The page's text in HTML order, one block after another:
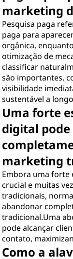
marketing
Pesquisa paga
paga para
orgânica,
otimização de
classificar
são importantes,
visibilidade
sustentável a
Uma forte
digital
marketing
Embora uma forte
crucial e muitas
tradicionais,
abandonar
tradicional.Uma
pode alcançar
contato,
Como a